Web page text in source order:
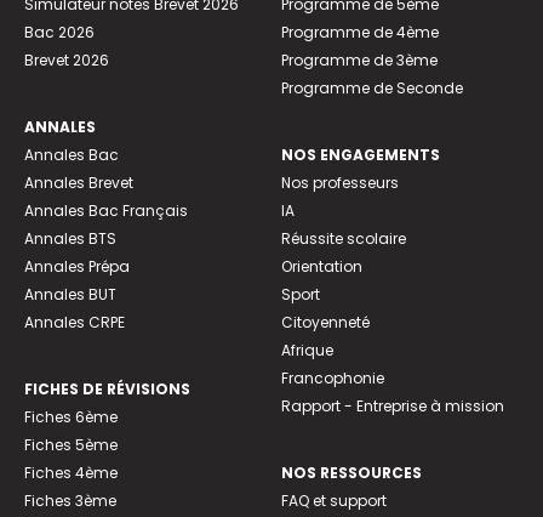
Simulateur notes Brevet 2026
Bac 2026
Brevet 2026
ANNALES
Annales Bac
Annales Brevet
Annales Bac Français
Annales BTS
Annales Prépa
Annales BUT
Annales CRPE
FICHES DE RÉVISIONS
Fiches 6ème
Fiches 5ème
Fiches 4ème
Fiches 3ème
Programme de 5ème
Programme de 4ème
Programme de 3ème
Programme de Seconde
NOS ENGAGEMENTS
Nos professeurs
IA
Réussite scolaire
Orientation
Sport
Citoyenneté
Afrique
Francophonie
Rapport - Entreprise à mission
NOS RESSOURCES
FAQ et support